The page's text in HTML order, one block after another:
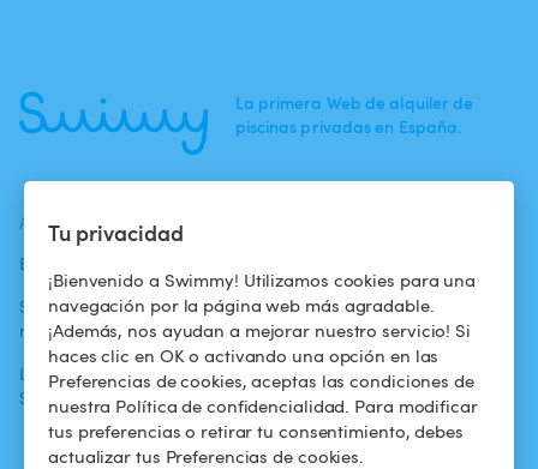
Tu privacidad
¡Bienvenido a Swimmy! Utilizamos cookies para una
navegación por la página web más agradable.
¡Además, nos ayudan a mejorar nuestro servicio! Si
haces clic en OK o activando una opción en las
Preferencias de cookies, aceptas las condiciones de
nuestra Política de confidencialidad. Para modificar
tus preferencias o retirar tu consentimiento, debes
actualizar tus Preferencias de cookies.
La primera Web de alquiler de
piscinas privadas en España.
ACTUALIDADES
Blog
Swimmy en los
medios
La aventura
Swimmy
Para los
propietarios
Alquilar mi
piscina
¿Cómo funciona?
Condiciones de
uso
Política de
confidencialidad
Aviso legal